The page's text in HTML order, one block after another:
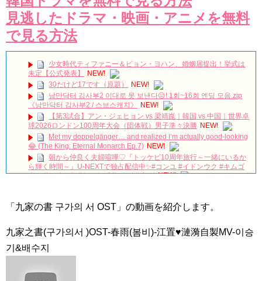
見逃したドラマ・映画・アニメを無料
で見る方法
少女時代ティファニー＆ピョン・ヨハン、婚姻届提出！挙式は
未定【公式発表】
NEW!
30だけど17です（原題）
NEW!
낭만닥터 김사부2 이대로 못 보낸다😥! 1회~16회 엔딩 모음.zip
《낭만닥터 김사부2 / 스브스캐치》
NEW!
【第3試合】アン・ジェヒョン vs 梁靖崑｜韓国 vs 中国｜世界卓
球2026ロンドン100周年大会（団体戦）男子準々決勝 NEW!
Met my doppelgänger… and realized I’m actually good-looking
😂 (The King: Eternal Monarch Ep.7) NEW!
朝から仲良く夫婦喧嘩♡『トッケビ10周年旅行～一緒にいるか
ら輝く時間～』U-NEXTで独占配信中✨#コンユ #イドンウク #キムゴ
ウン #ユインナ #トッケビ #unext #short NEW!
見せ💟 NEW!
NEW!
婚しない理由とは？ #イグァンス #恋愛8
リリース「七日の王妃」より
「九家の書 구가의 서 OST」の動画を紹介します。
九家之書(구가의서 )OST-春雨(봄비)-江置♥漣漪自製MV-이승
기&배수지